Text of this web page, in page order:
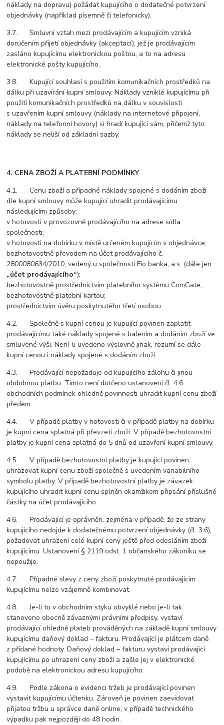
náklady na dopravu) požádat kupujícího o dodatečné potvrzení
objednávky (například písemně či telefonicky).
3.7. Smluvní vztah mezi prodávajícím a kupujícím vzniká
doručením přijetí objednávky (akceptací), jež je prodávajícím
zasláno kupujícímu elektronickou poštou, a to na adresu
elektronické pošty kupujícího.
3.8. Kupující souhlasí s použitím komunikačních prostředků na
dálku při uzavírání kupní smlouvy. Náklady vzniklé kupujícímu při
použití komunikačních prostředků na dálku v souvislosti
s uzavřením kupní smlouvy (náklady na internetové připojení,
náklady na telefonní hovory) si hradí kupující sám, přičemž tyto
náklady se neliší od základní sazby.
4. CENA ZBOŽÍ A PLATEBNÍ PODMÍNKY
4.1. Cenu zboží a případné náklady spojené s dodáním zboží
dle kupní smlouvy může kupující uhradit prodávajícímu
následujícími způsoby:
v hotovosti v provozovně prodávajícího na adrese sídla
společnosti;
v hotovosti na dobírku v místě určeném kupujícím v objednávce;
bezhotovostně převodem na účet prodávajícího č.
2800080634/2010, vedený u společnosti Fio banka, a.s. (dále jen
„účet prodávajícího“);
bezhotovostně prostřednictvím platebního systému ComGate;
bezhotovostně platební kartou;
prostřednictvím úvěru poskytnutého třetí osobou.
4.2. Společně s kupní cenou je kupující povinen zaplatit
prodávajícímu také náklady spojené s balením a dodáním zboží ve
smluvené výši. Není-li uvedeno výslovně jinak, rozumí se dále
kupní cenou i náklady spojené s dodáním zboží.
4.3. Prodávající nepožaduje od kupujícího zálohu či jinou
obdobnou platbu. Tímto není dotčeno ustanovení čl. 4.6
obchodních podmínek ohledně povinnosti uhradit kupní cenu zboží
předem.
4.4. V případě platby v hotovosti či v případě platby na dobírku
je kupní cena splatná při převzetí zboží. V případě bezhotovostní
platby je kupní cena splatná do 5 dnů od uzavření kupní smlouvy.
4.5. V případě bezhotovostní platby je kupující povinen
uhrazovat kupní cenu zboží společně s uvedením variabilního
symbolu platby. V případě bezhotovostní platby je závazek
kupujícího uhradit kupní cenu splněn okamžikem připsání příslušné
částky na účet prodávajícího.
4.6. Prodávající je oprávněn, zejména v případě, že ze strany
kupujícího nedojde k dodatečnému potvrzení objednávky (čl. 3.6),
požadovat uhrazení celé kupní ceny ještě před odesláním zboží
kupujícímu. Ustanovení § 2119 odst. 1 občanského zákoníku se
nepoužije.
4.7. Případné slevy z ceny zboží poskytnuté prodávajícím
kupujícímu nelze vzájemně kombinovat.
4.8. Je-li to v obchodním styku obvyklé nebo je-li tak
stanoveno obecně závaznými právními předpisy, vystaví
prodávající ohledně plateb prováděných na základě kupní smlouvy
kupujícímu daňový doklad – fakturu. Prodávající je plátcem daně
z přidané hodnoty. Daňový doklad – fakturu vystaví prodávající
kupujícímu po uhrazení ceny zboží a zašle jej v elektronické
podobě na elektronickou adresu kupujícího.
4.9. Podle zákona o evidenci tržeb je prodávající povinen
vystavit kupujícímu účtenku. Zároveň je povinen zaevidovat
přijatou tržbu u správce daně online; v případě technického
výpadku pak nejpozději do 48 hodin.